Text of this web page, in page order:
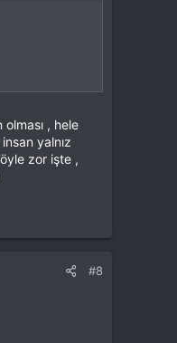
, hele
yalnız
zor işte ,
#8